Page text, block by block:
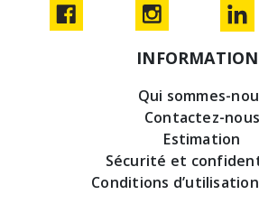
Qui sommes-
Contactez-nous
Estimation
Sécurité et
Conditions